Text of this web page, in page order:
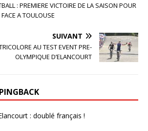
: PREMIERE VICTOIRE DE LA SAISON POUR
A TOULOUSE
SUIVANT
AU TEST EVENT PRE-
OLYMPIQUE D’ELANCOURT
: doublé français !